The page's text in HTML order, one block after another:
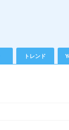
トレンド